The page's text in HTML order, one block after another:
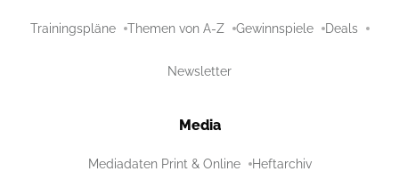
Trainingspläne Themen von A-Z Gewinnspiele Deals
Newsletter
Media
Mediadaten Print & Online Heftarchiv